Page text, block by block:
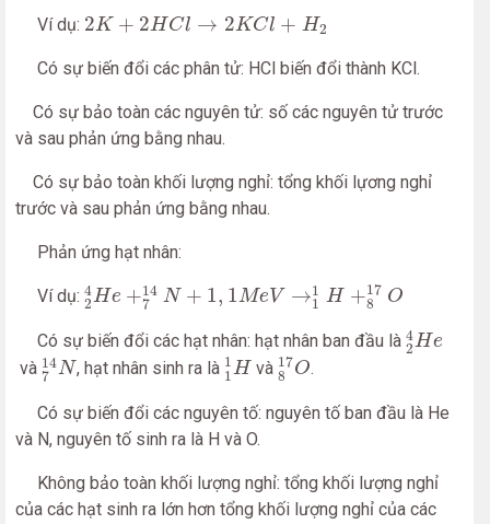
Ví dụ: 2K + 2HCl → 2KCl + H2
2K+ 2 HCl→2 KC l+H2
Có sự biến đổi các phân tử: HCl biến đổi thành KCl.
Có sự bảo toàn các nguyên tử: số các nguyên tử trước
và sau phản ứng bằng nhau.
Có sự bảo toàn khối lượng nghỉ: tổng khối lựơng nghỉ
trước và sau phản ứng bằng nhau.
Phản ứng hạt nhân:
Ví dụ: 4
2He +14
7 N + 1, 1MeV →1
1 H +17
8
O
2 4H e +7 14 N +1 1 Me V→ 11 H+ 8 17 O
Có sự biến đổi các hạt nhân: hạt nhân ban đầu là 4
2He
2 4H
và 14
7 N
714 N
, hạt nhân sinh ra là 1
1H
1 1Hvà 17
8
O
817.
Có sự biến đổi các nguyên tố: nguyên tố ban đầu là He
và N, nguyên tố sinh ra là H và O.
Không bảo toàn khối lượng nghỉ: tổng khối lượng nghỉ
của các hạt sinh ra lớn hơn tổng khối lượng nghỉ của các